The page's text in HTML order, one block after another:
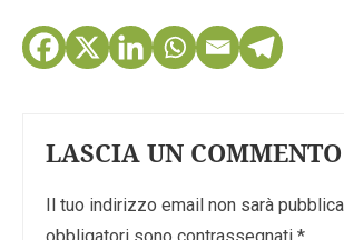
LASCIA UN COMMENTO
Il tuo indirizzo email non sarà